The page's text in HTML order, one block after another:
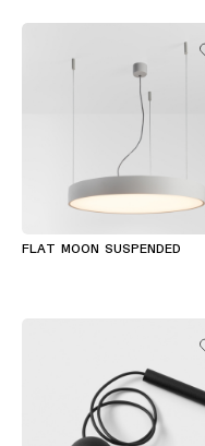
FLAT MOON SUSPENDED